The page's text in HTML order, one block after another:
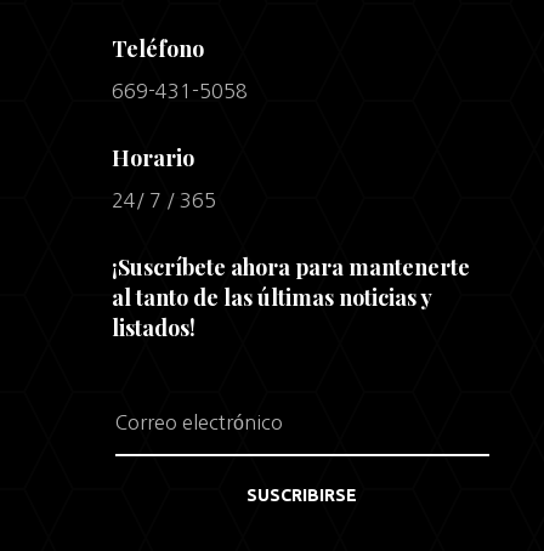
Teléfono
669-431-5058
Horario
24/ 7 / 365
¡Suscríbete ahora para mantenerte
al tanto de las últimas noticias y
listados!
SUSCRIBIRSE